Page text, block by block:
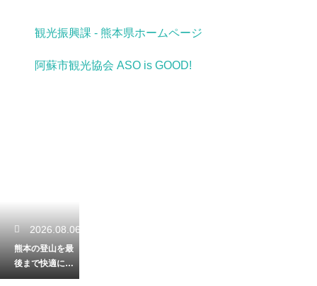
観光振興課 - 熊本県ホームページ
阿蘇市観光協会 ASO is GOOD!
2026.08.06
熊本の登山を最
後まで快適に満
喫！下り坂でも